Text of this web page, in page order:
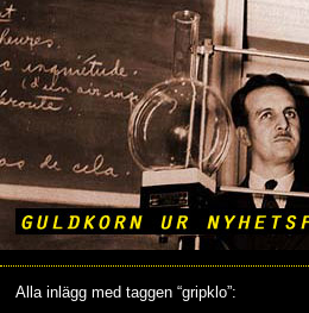
Alla inlägg med taggen “gripklo”: